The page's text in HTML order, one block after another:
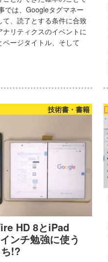
では、Googleタグマネー
て、読了とする条件に合致
ナリティクスのイベントに
ページタイトル、そして
技術書・書籍
HD 8とiPad
ンチ勉強に使う
!?